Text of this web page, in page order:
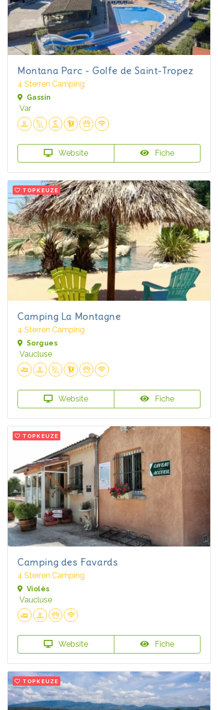
Montana Parc - Golfe de Saint-Tropez
4 Sterren Camping
Gassin
Var
Website Fiche
TOPKEUZE
Camping La Montagne
4 Sterren Camping
Sorgues
Vaucluse
Website Fiche
TOPKEUZE
Camping des Favards
4 Sterren Camping
Violès
Vaucluse
Website Fiche
TOPKEUZE